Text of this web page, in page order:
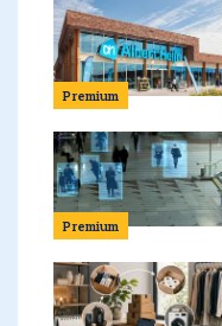
Premium
Premium